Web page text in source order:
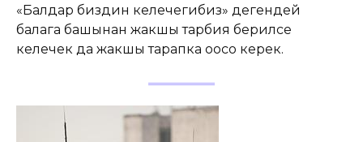
«Балдар биздин келечегибиз» дегендей
балага башынан жакшы тарбия берилсе
келечек да жакшы тарапка оосо керек.